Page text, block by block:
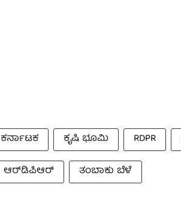
ಕರ್ನಾಟಕ ಕೃಷಿ ಭೂಮಿ RDPR
ಆರ್‌ಡಿಪಿಆರ್ ತಂಬಾಕು ಬೆಳೆ